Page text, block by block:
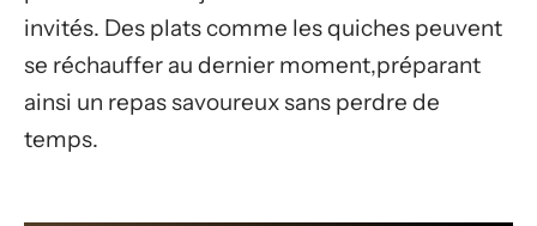
invités. Des plats comme les quiches peuvent
se réchauffer au dernier moment,préparant
ainsi un repas savoureux sans perdre de
temps.